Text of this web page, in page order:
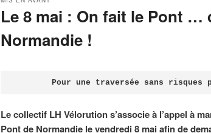
Le 8 mai : On fait le Pont …
Normandie !
Pour une traversée sans
Le collectif LH Vélorution s’associe à l’appel à
Pont de Normandie le vendredi 8 mai afin de